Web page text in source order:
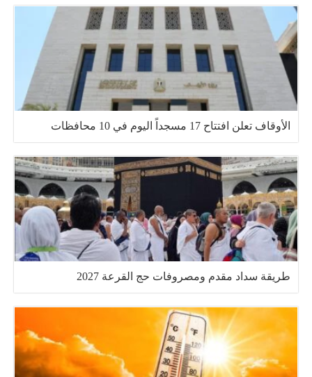
الأوقاف تعلن افتتاح 17 مسجداً اليوم في 10 محافظات
طريقة سداد مقدم ومصروفات حج القرعة 2027